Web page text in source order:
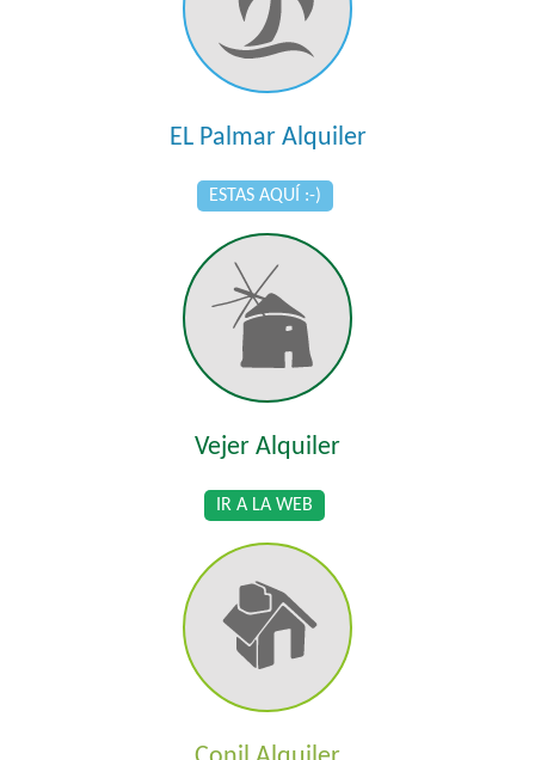
EL Palmar Alquiler
ESTAS AQUÍ :-)
Vejer Alquiler
IR A LA WEB